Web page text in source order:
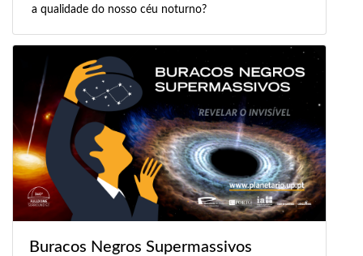
a qualidade do nosso céu noturno?
Buracos Negros Supermassivos